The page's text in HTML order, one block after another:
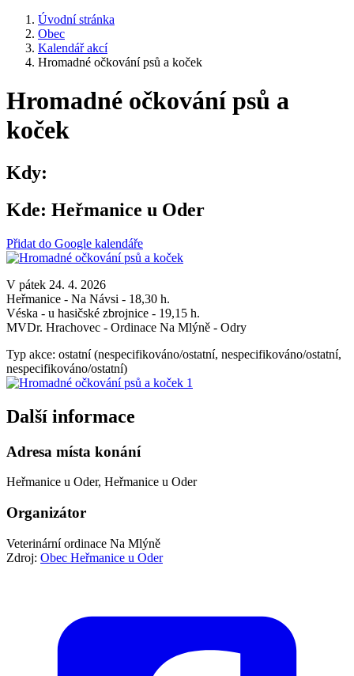
Úvodní stránka
Obec
Kalendář akcí
Hromadné očkování psů a koček
Hromadné očkování psů a
koček
Kdy:
Kde: Heřmanice u Oder
Přidat do Google kalendáře
V pátek 24. 4. 2026
Heřmanice - Na Návsi - 18,30 h.
Véska - u hasičské zbrojnice - 19,15 h.
MVDr. Hrachovec - Ordinace Na Mlýně - Odry
Typ akce: ostatní (nespecifikováno/ostatní, nespecifikováno/ostatní,
nespecifikováno/ostatní)
Další informace
Adresa místa konání
Heřmanice u Oder, Heřmanice u Oder
Organizátor
Veterinární ordinace Na Mlýně
Zdroj: Obec Heřmanice u Oder